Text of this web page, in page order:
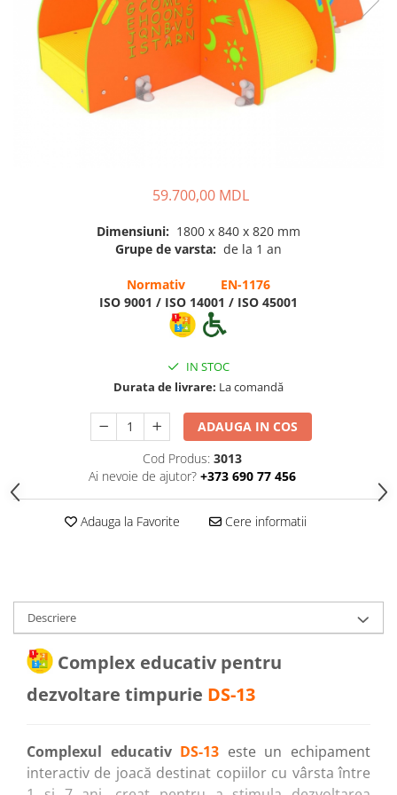
Pentru terenuri sportive
Pentru săli de sport
Echipamente de Joacă
Tobogane pentru copii
Nisipiere pentru copii
Căsuțe de joacă
Mese și bănci pentru copii
Echipamente pentru grădinițe
Pavilioane pentru grădinițe
Accesorii / Componente
/Trapez
Accesorii de joacă
Elemente structurale
Oferte și Proiecte
Structuri din Frânghie
Educativ / Creativ
59.700,00 MDL
Dimensiuni: 1800 x 840 x 820 mm
Grupe de varsta: de la 1 an
Normativ EN-1176
ISO 9001 / ISO 14001 / ISO 45001
IN STOC
Durata de livrare: La comandă
ADAUGA IN COS
Cod Produs: 3013
Ai nevoie de ajutor? +373 690 77 456
Adauga la Favorite Cere informatii
Descriere
Complex educativ pentru
dezvoltare timpurie DS-13
Complexul educativ DS-13 este un echipament
interactiv de joacă destinat copiilor cu vârsta între